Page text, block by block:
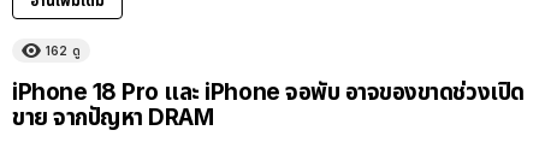
162 ดู
iPhone 18 Pro และ iPhone จอพับ อาจของขาดช่วงเปิด
ขาย จากปัญหา DRAM